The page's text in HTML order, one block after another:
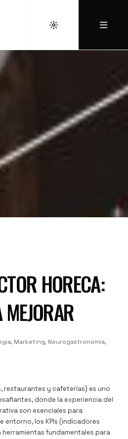
HORECA:
Marketing, Neurogastronomía,
restaurantes y cafeterías) es uno
donde la experiencia del
son esenciales para
entorno, los KPIs (indicadores
herramientas fundamentales para